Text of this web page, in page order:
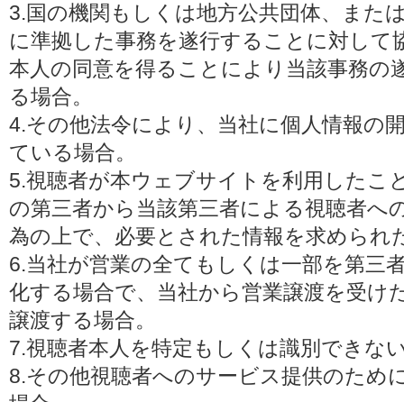
3.国の機関もしくは地方公共団体、また
に準拠した事務を遂行することに対して
本人の同意を得ることにより当該事務の
る場合。
4.その他法令により、当社に個人情報の
ている場合。
5.視聴者が本ウェブサイトを利用したこ
の第三者から当該第三者による視聴者へ
為の上で、必要とされた情報を求められ
6.当社が営業の全てもしくは一部を第三
化する場合で、当社から営業譲渡を受け
譲渡する場合。
7.視聴者本人を特定もしくは識別できな
8.その他視聴者へのサービス提供のため